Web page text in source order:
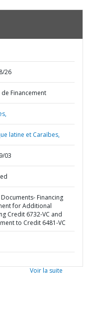
26
Financement
latine et Caraïbes,
03
Financing
for Additional
Credit 6732-VC and
to Credit 6481-VC
Voir la suite